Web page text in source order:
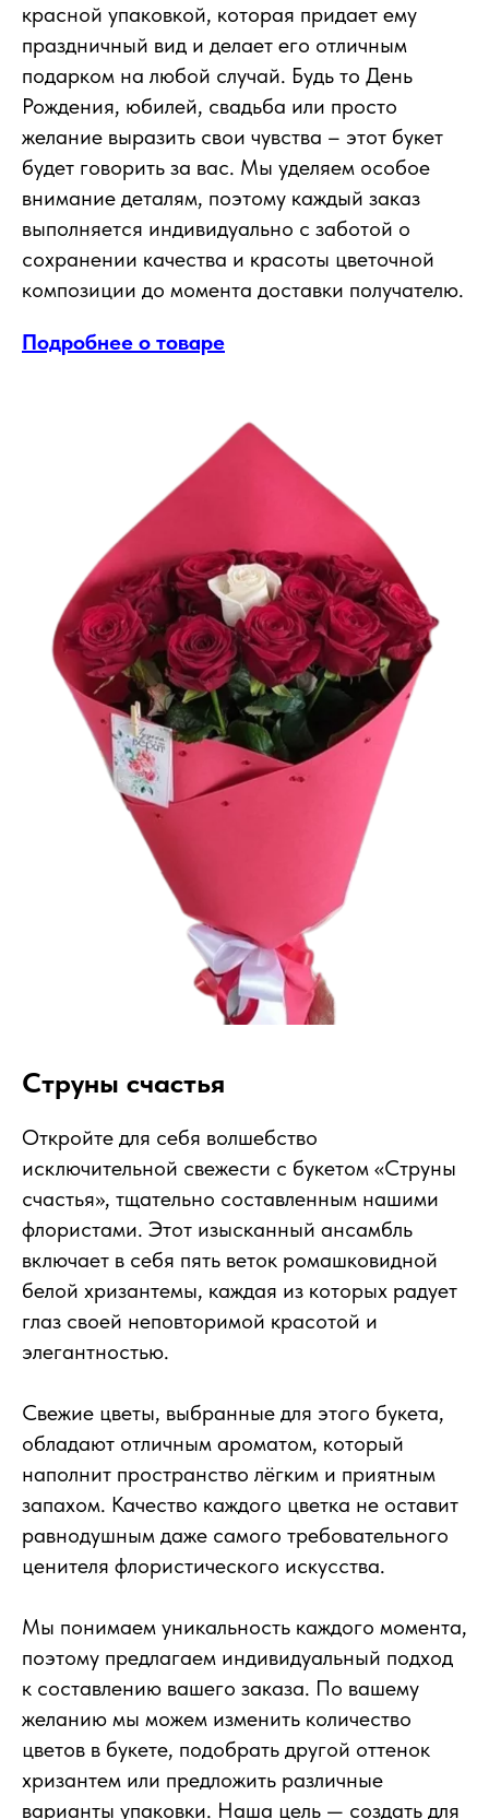
красной упаковкой, которая придает ему
праздничный вид и делает его отличным
подарком на любой случай. Будь то День
Рождения, юбилей, свадьба или просто
желание выразить свои чувства – этот букет
будет говорить за вас. Мы уделяем особое
внимание деталям, поэтому каждый заказ
выполняется индивидуально с заботой о
сохранении качества и красоты цветочной
композиции до момента доставки получателю.
Подробнее о товаре
Струны счастья
Откройте для себя волшебство
исключительной свежести с букетом «Струны
счастья», тщательно составленным нашими
флористами. Этот изысканный ансамбль
включает в себя пять веток ромашковидной
белой хризантемы, каждая из которых радует
глаз своей неповторимой красотой и
элегантностью.
Свежие цветы, выбранные для этого букета,
обладают отличным ароматом, который
наполнит пространство лёгким и приятным
запахом. Качество каждого цветка не оставит
равнодушным даже самого требовательного
ценителя флористического искусства.
Мы понимаем уникальность каждого момента,
поэтому предлагаем индивидуальный подход
к составлению вашего заказа. По вашему
желанию мы можем изменить количество
цветов в букете, подобрать другой оттенок
хризантем или предложить различные
варианты упаковки. Наша цель — создать для